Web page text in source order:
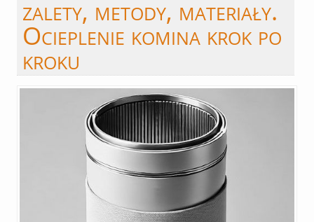
zalety, metody, materiały.
Ocieplenie komina krok po
kroku